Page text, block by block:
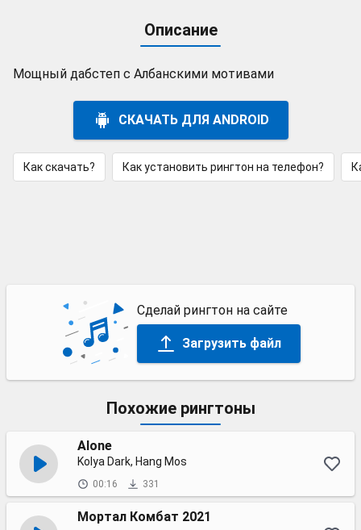
Описание
Мощный дабстеп с Албанскими мотивами
СКАЧАТЬ ДЛЯ ANDROID
Как скачать? Как установить рингтон на телефон?
Сделай рингтон на сайте
Загрузить файл
Похожие рингтоны
Alone
Kolya Dark, Hang Mos
00:16 331
Мортал Комбат 2021